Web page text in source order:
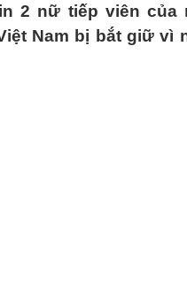
2 nữ tiếp viên của
Nam bị bắt giữ vì